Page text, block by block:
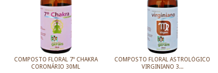
COMPOSTO FLORAL 7º CHAKRA
CORONÁRIO 30ML
COMPOSTO FLORAL ASTROLÓGICO
VIRGINIANO 3...